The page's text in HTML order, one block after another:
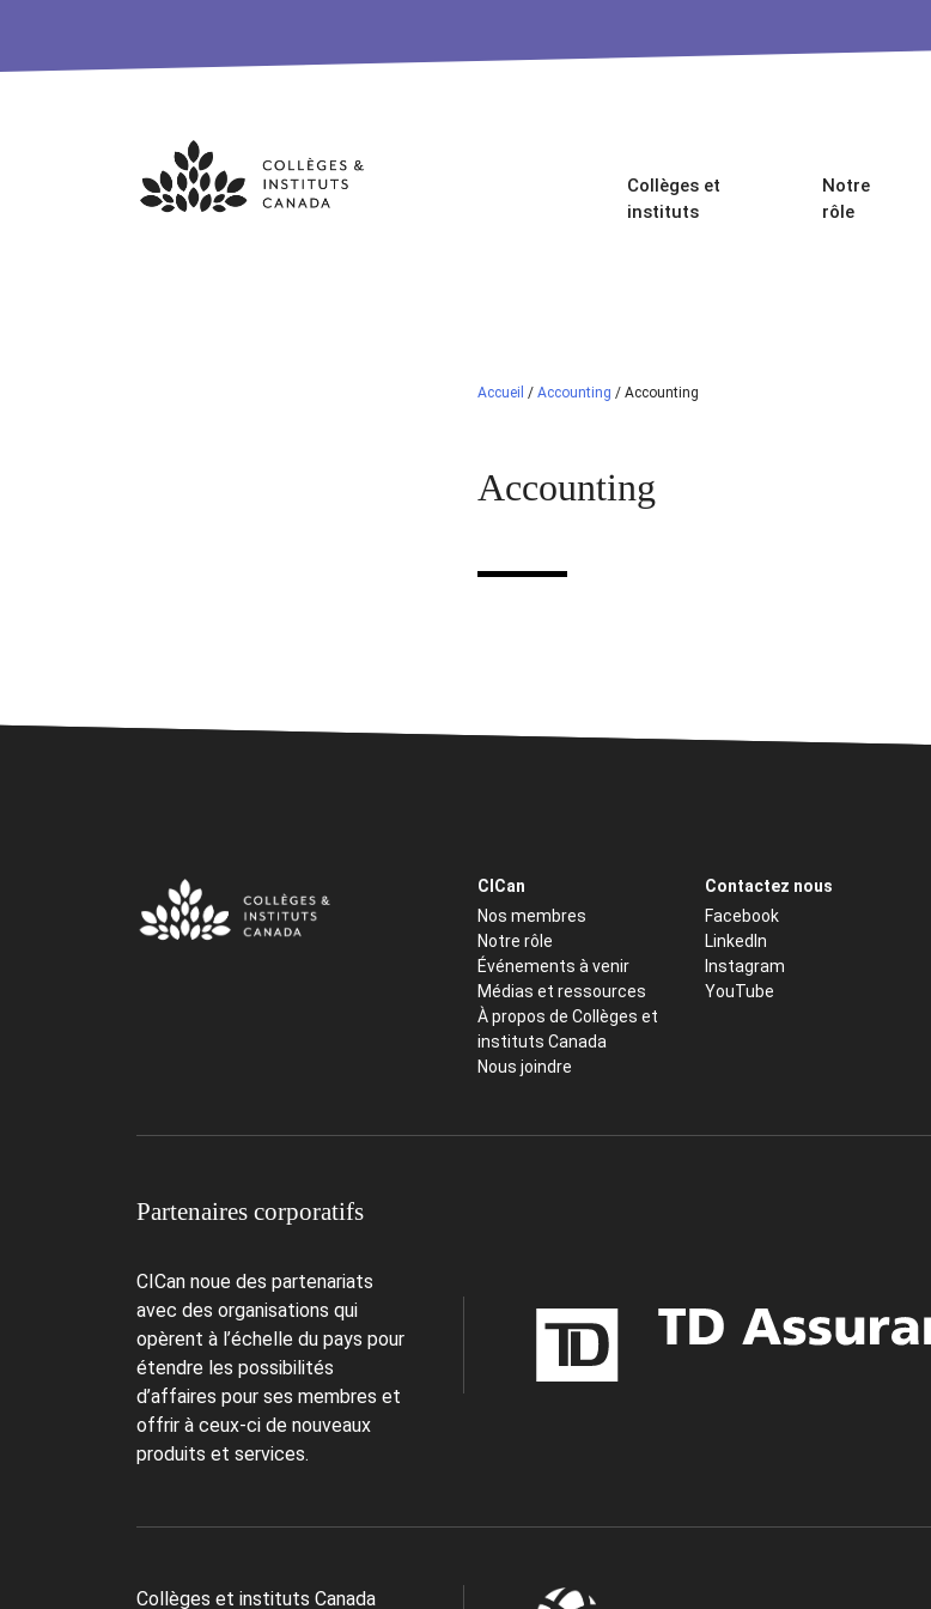
Skip
Collèges et
instituts
Notre
rôle
Accueil / Accounting / Accounting
Accounting
CICan
Nos membres
Notre rôle
Événements à venir
Médias et ressources
À propos de Collèges et
instituts Canada
Nous joindre
Contactez nous
Facebook
LinkedIn
Instagram
YouTube
Partenaires corporatifs
CICan noue des partenariats
avec des organisations qui
opèrent à l’échelle du pays pour
étendre les possibilités
d’affaires pour ses membres et
offrir à ceux-ci de nouveaux
produits et services.
Collèges et instituts Canada